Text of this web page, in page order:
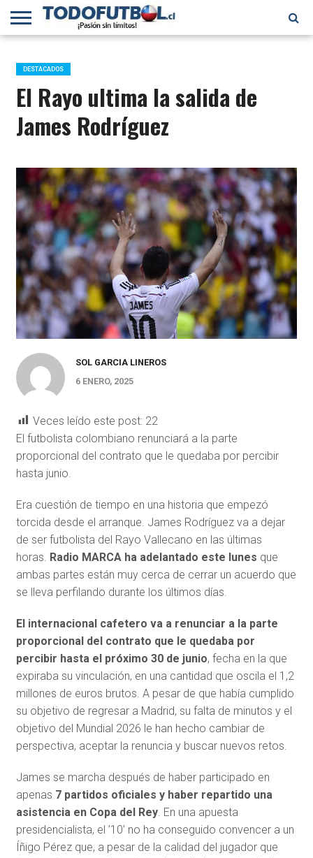
PRIMERA
B
SELECCIÓN
CHILENA
CHILENOS
EN EL
MUNDO
FÚTBOL
INTERNACIONAL
DESTACADOS
El Rayo ultima la salida de
James Rodríguez
SOL GARCIA LINEROS
6 ENERO, 2025
Veces leído este post: 22
El futbolista colombiano renunciará a la parte
proporcional del contrato que le quedaba por percibir
hasta junio.
Era cuestión de tiempo en una historia que empezó
torcida desde el arranque. James Rodríguez va a dejar
de ser futbolista del Rayo Vallecano en las últimas
horas. Radio MARCA ha adelantado este lunes que
ambas partes están muy cerca de cerrar un acuerdo que
se lleva perfilando durante los últimos días.
El internacional cafetero va a renunciar a la parte
proporcional del contrato que le quedaba por
percibir hasta el próximo 30 de junio, fecha en la que
expiraba su vinculación, en una cantidad que oscila el 1,2
millones de euros brutos. A pesar de que había cumplido
su objetivo de regresar a Madrid, su falta de minutos y el
objetivo del Mundial 2026 le han hecho cambiar de
perspectiva, aceptar la renuncia y buscar nuevos retos.
James se marcha después de haber participado en
apenas 7 partidos oficiales y haber repartido una
asistencia en Copa del Rey. En una apuesta
presidencialista, el ’10’ no ha conseguido convencer a un
Íñigo Pérez que, a pesar de la calidad del jugador que